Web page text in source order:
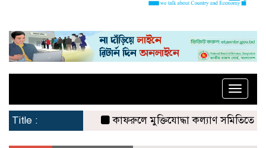
Toggle
Title :
কাফরুলে মুক্তিযোদ্ধা কল্যাণ সমিতিতে